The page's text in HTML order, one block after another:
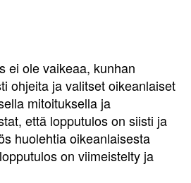
ei ole vaikeaa, kunhan
ohjeita ja valitset oikeanlaiset
mitoituksella ja
että lopputulos on siisti ja
huolehtia oikeanlaisesta
on viimeistelty ja